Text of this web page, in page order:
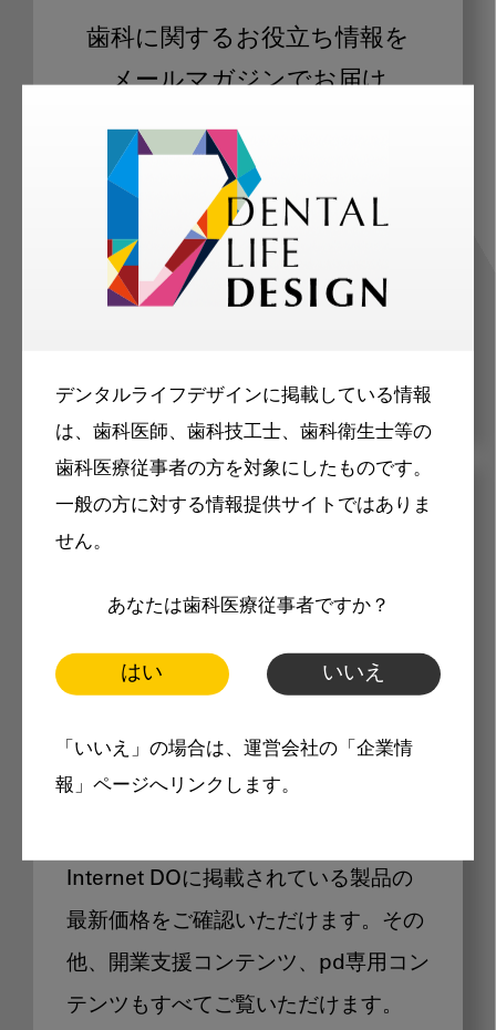
デンタルライフデザインに掲載している情報
は、歯科医師、歯科技工士、歯科衛生士等の
歯科医療従事者の方を対象にしたものです。
一般の方に対する情報提供サイトではありま
せん。
あなたは歯科医療従事者ですか？
はい いいえ
「いいえ」の場合は、運営会社の「企業情
報」ページへリンクします。
歯科に関するお役立ち情報を
メールマガジンでお届け
ご登録いただいた職種（歯科医師、歯
科衛生士、歯科技工士）に合わせた内
容のメールマガジンをお届けします。
メリット
製品価格も閲覧可能
Internet DOに掲載されている製品の
最新価格をご確認いただけます。その
他、開業支援コンテンツ、pd専用コン
テンツもすべてご覧いただけます。